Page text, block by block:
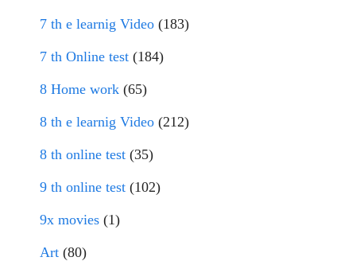
7 th e learnig Video (183)
7 th Online test (184)
8 Home work (65)
8 th e learnig Video (212)
8 th online test (35)
9 th online test (102)
9x movies (1)
Art (80)